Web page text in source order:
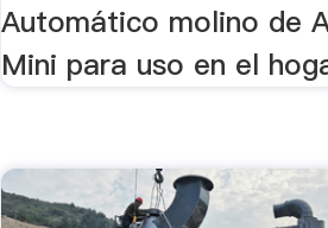
Automático molino de
Mini para uso en el